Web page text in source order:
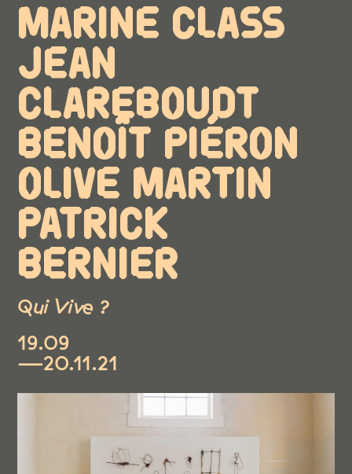
MARINE CLASS
JEAN
CLAREBOUDT
BENOÎT PIÉRON
OLIVE MARTIN
PATRICK
BERNIER
Qui Vive ?
19.09
—20.11.21